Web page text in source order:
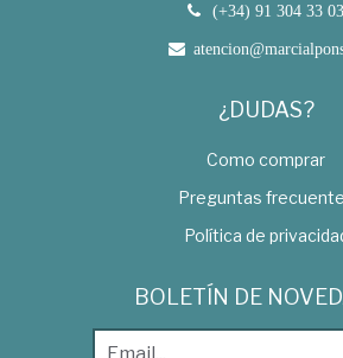
(+34) 91 304 33 03
¿DUDAS?
Como comprar
Preguntas
Política de
BOLETÍN DE